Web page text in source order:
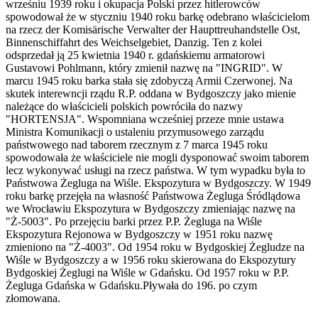
wrześniu 1939 roku i okupacja Polski przez hitlerowców
spowodował że w styczniu 1940 roku barkę odebrano właścicielom
na rzecz der Komisärische Verwalter der Haupttreuhandstelle Ost,
Binnenschiffahrt des Weichselgebiet, Danzig. Ten z kolei
odsprzedał ją 25 kwietnia 1940 r. gdańskiemu armatorowi
Gustavowi Pohlmann, który zmienił nazwę na "INGRID". W
marcu 1945 roku barka stała się zdobyczą Armii Czerwonej. Na
skutek interewncji rządu R.P. oddana w Bydgoszczy jako mienie
należące do właścicieli polskich powróciła do nazwy
"HORTENSJA". Wspomniana wcześniej przeze mnie ustawa
Ministra Komunikacji o ustaleniu przymusowego zarządu
państwowego nad taborem rzecznym z 7 marca 1945 roku
spowodowała że właściciele nie mogli dysponować swoim taborem
lecz wykonywać usługi na rzecz państwa. W tym wypadku była to
Państwowa Żegluga na Wiśle. Ekspozytura w Bydgoszczy. W 1949
roku barkę przejęła na własność Państwowa Żegluga Śródlądowa
we Wrocławiu Ekspozytura w Bydgoszczy zmieniając nazwę na
"Ż-5003". Po przejęciu barki przez P.P. Żegluga na Wiśle
Ekspozytura Rejonowa w Bydgoszczy w 1951 roku nazwę
zmieniono na "Ż-4003". Od 1954 roku w Bydgoskiej Żegludze na
Wiśle w Bydgoszczy a w 1956 roku skierowana do Ekspozytury
Bydgoskiej Żeglugi na Wiśle w Gdańsku. Od 1957 roku w P.P.
Żegluga Gdańska w Gdańsku.Pływała do 196. po czym
złomowana.